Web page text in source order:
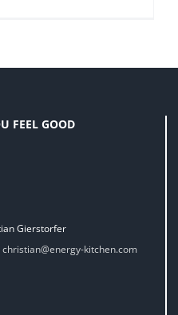
FEEL GOOD
Gierstorfer
christian@energy-kitchen.com